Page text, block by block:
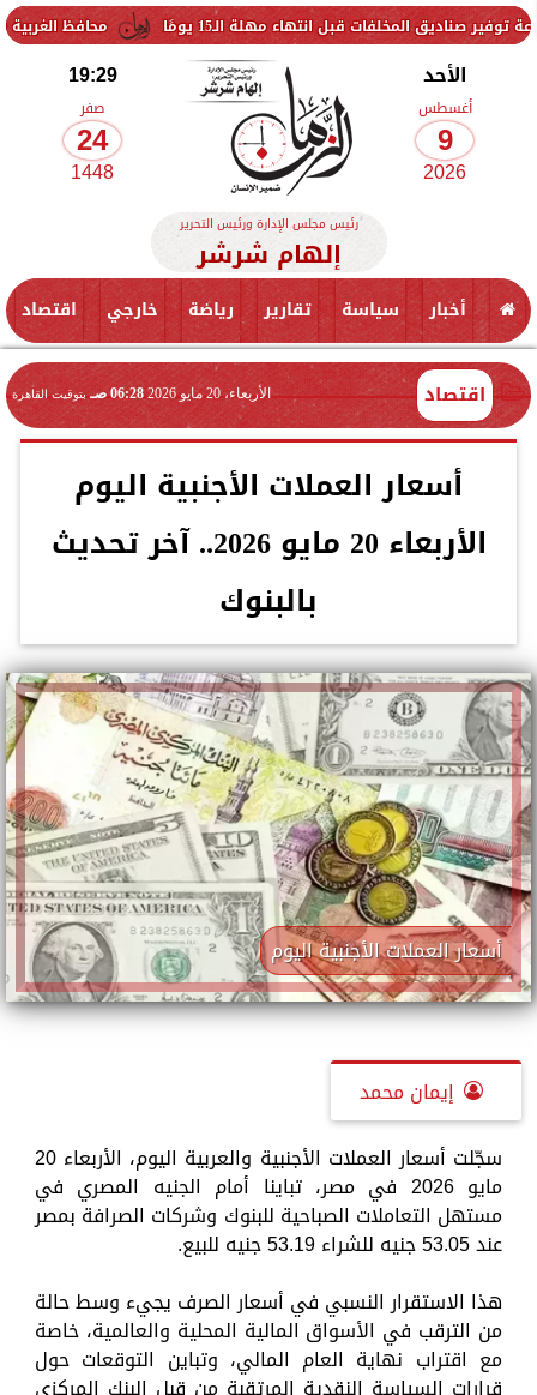
محافظ الغربية يتفقد حزمة قبل انتهاء مهلة الـ15 يومًا
الأحد
أغسطس
9
2026
19:29
صفر
24
1448
رئيس مجلس الإدارة ورئيس التحرير
إلهام شرشر
أخبار سياسة تقارير رياضة خارجي اقتصاد
اقتصاد الأربعاء، 20 مايو 2026 06:28 صـ بتوقيت القاهرة
أسعار العملات الأجنبية اليوم
الأربعاء 20 مايو 2026.. آخر تحديث
بالبنوك
أسعار العملات الأجنبية اليوم
إيمان محمد
سجّلت أسعار العملات الأجنبية والعربية اليوم، الأربعاء 20
مايو 2026 في مصر، تباينا أمام الجنيه المصري في
مستهل التعاملات الصباحية للبنوك وشركات الصرافة بمصر
عند 53.05 جنيه للشراء 53.19 جنيه للبيع.
هذا الاستقرار النسبي في أسعار الصرف يجيء وسط حالة
من الترقب في الأسواق المالية المحلية والعالمية، خاصة
مع اقتراب نهاية العام المالي، وتباين التوقعات حول